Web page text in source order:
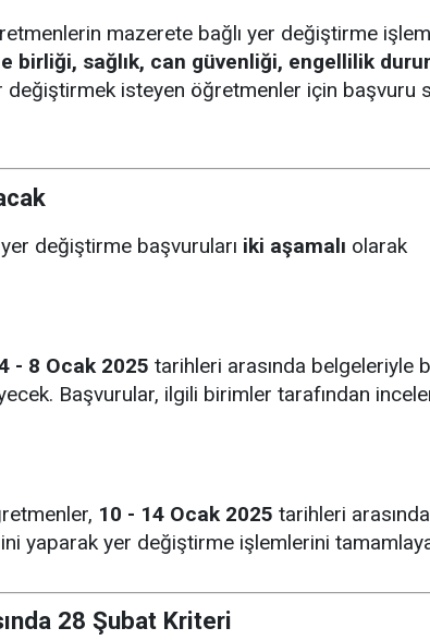
mazerete bağlı yer değiştirme
birliği, sağlık, can güvenliği, engellilik
değiştirmek isteyen öğretmenler için başvuru
değiştirme başvuruları iki aşamalı olarak
- 8 Ocak 2025 tarihleri arasında belgeleriyle
Başvurular, ilgili birimler tarafından
10 - 14 Ocak 2025 tarihleri arasında
yaparak yer değiştirme işlemlerini
28 Şubat Kriteri